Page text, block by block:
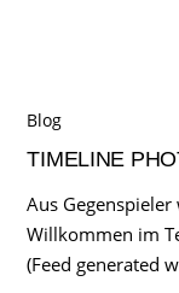
Blog
TIMELINE
Aus
Willkommen im
(Feed generated